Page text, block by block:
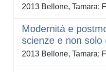
2013 Bellone, Tamara;
Modernità e
scienze e non solo
2013 Bellone, Tamara;